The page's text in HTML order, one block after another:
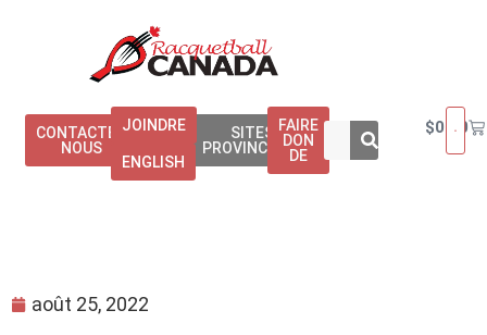
CONTACTEZ
NOUS
JOINDRE
ENGLISH
SITES
PROVINCIAUX
FAIRE
DON
DE
$0.00
août 25, 2022